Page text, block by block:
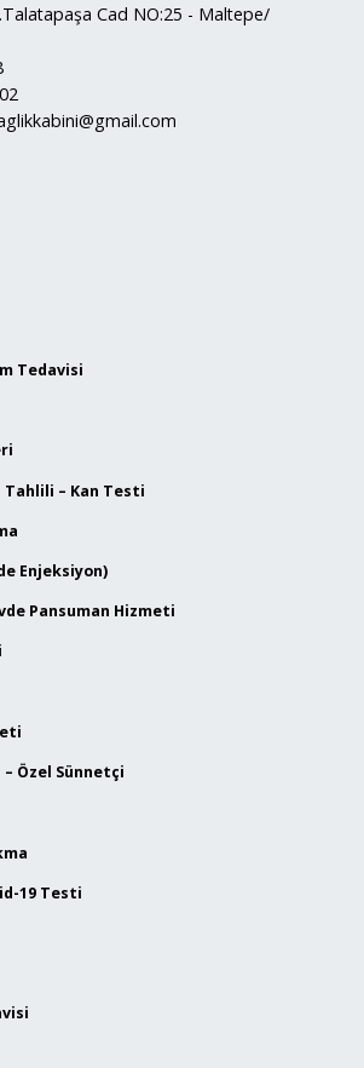
Cad NO:25 - Maltepe/
Tedavisi
– Kan Testi
Enjeksiyon)
Pansuman Hizmeti
Özel Sünnetçi
19 Testi